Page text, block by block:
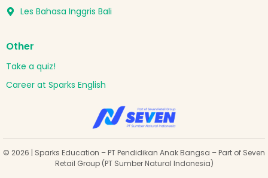
Les Bahasa Inggris Bali
Other
Take a quiz!
Career at Sparks English
© 2026 | Sparks Education – PT Pendidikan Anak Bangsa – Part of Seven
Retail Group (PT Sumber Natural Indonesia)